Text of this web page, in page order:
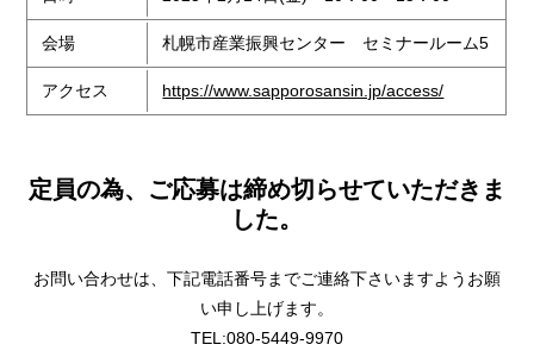
会場 札幌市産業振興センター セミナールーム5
アクセス https://www.sapporosansin.jp/access/
定員の為、ご応募は締め切らせていただきま
した。
お問い合わせは、下記電話番号までご連絡下さいますようお願
い申し上げます。
TEL:080-5449-9970